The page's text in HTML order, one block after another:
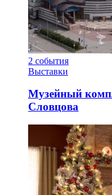
2 события
Выставки
Музейный
Словцова